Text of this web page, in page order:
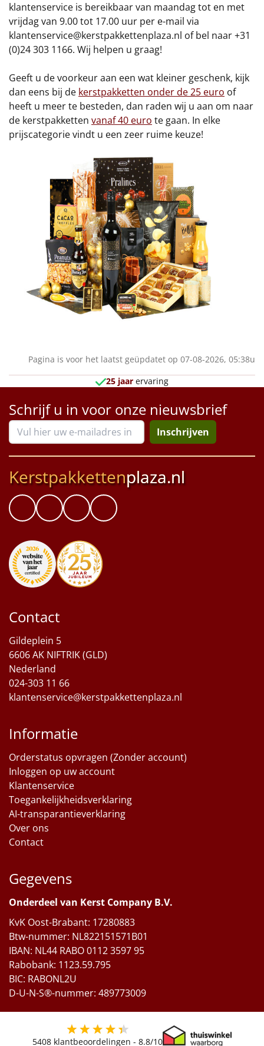
klantenservice is bereikbaar van maandag tot en met
vrijdag van 9.00 tot 17.00 uur per e-mail via
klantenservice@kerstpakkettenplaza.nl of bel naar +31
(0)24 303 1166. Wij helpen u graag!
Geeft u de voorkeur aan een wat kleiner geschenk, kijk
dan eens bij de kerstpakketten onder de 25 euro of
heeft u meer te besteden, dan raden wij u aan om naar
de kerstpakketten vanaf 40 euro te gaan. In elke
prijscategorie vindt u een zeer ruime keuze!
Pagina is voor het laatst geüpdatet op 07-08-2026, 05:38u
25 jaar ervaring
Schrijf u in voor onze nieuwsbrief
Inschrijven
Kerstpakkettenplaza.nl
Contact
Gildeplein 5
6606 AK NIFTRIK (GLD)
Nederland
024-303 11 66
klantenservice@kerstpakkettenplaza.nl
Informatie
Orderstatus opvragen (Zonder account)
Inloggen op uw account
Klantenservice
Toegankelijkheidsverklaring
AI-transparantieverklaring
Over ons
Contact
Gegevens
Onderdeel van Kerst Company B.V.
KvK Oost-Brabant: 17280883
Btw-nummer: NL822151571B01
IBAN: NL44 RABO 0112 3597 95
Rabobank: 1123.59.795
BIC: RABONL2U
D-U-N-S®-nummer: 489773009
5408 klantbeoordelingen - 8.8/10